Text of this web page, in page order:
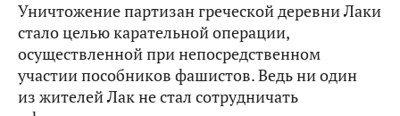
Уничтожение партизан греческой деревни Лаки
стало целью карательной операции,
осуществленной при непосредственном
участии пособников фашистов. Ведь ни один
из жителей Лак не стал сотрудничать